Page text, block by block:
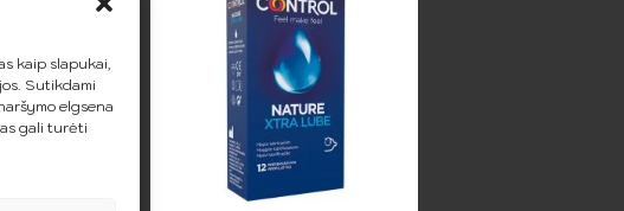
kaip slapukai,
Sutikdami
elgsena
gali turėti